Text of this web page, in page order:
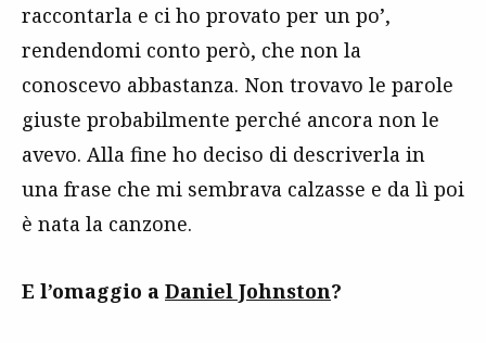
raccontarla e ci ho provato per un po’,
rendendomi conto però, che non la
conoscevo abbastanza. Non trovavo le parole
giuste probabilmente perché ancora non le
avevo. Alla fine ho deciso di descriverla in
una frase che mi sembrava calzasse e da lì poi
è nata la canzone.
E l’omaggio a Daniel Johnston?